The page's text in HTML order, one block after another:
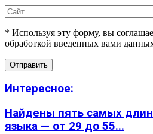
* Используя эту форму, вы
обработкой введенных вами
Интересное:
Найдены пять самых
языка — от 29 до 55...